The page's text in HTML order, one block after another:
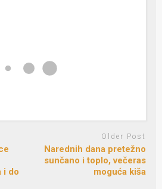
i do
Older Post
Narednih dana pretežno
sunčano i toplo, večeras
moguća kiša